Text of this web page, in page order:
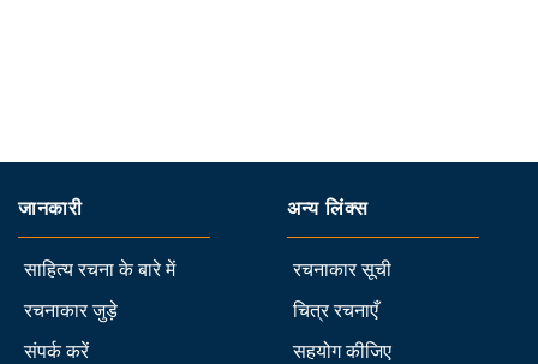
जानकारी
साहित्य रचना के बारे में
रचनाकार जुड़े
संपर्क करें
अन्य लिंक्स
रचनाकार सूची
चित्र रचनाएँ
सहयोग कीजिए